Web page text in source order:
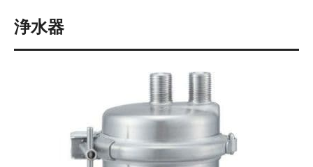
浄水器